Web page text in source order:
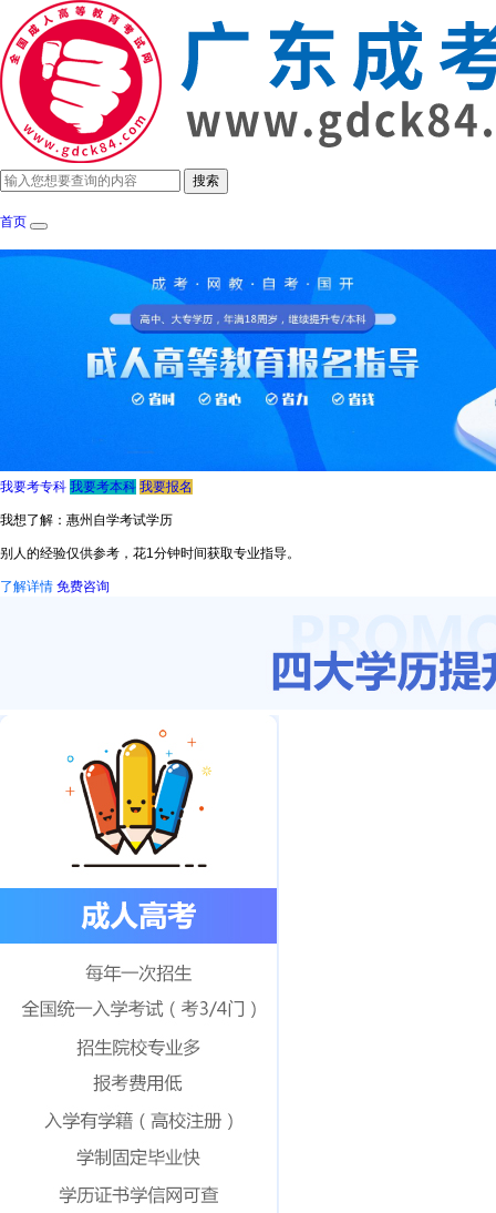
首页
招生简章 报考指南
我要考专科 我要考本科 我要报名
我想了解：惠州自学考试学历
别人的经验仅供参考，花1分钟时间获取专业指导。
了解详情 免费咨询